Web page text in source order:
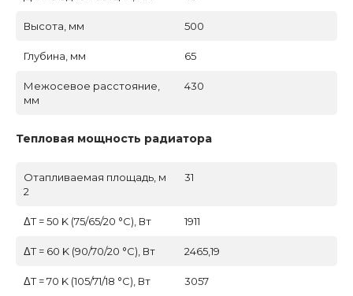
Высота, мм 500
Глубина, мм 65
Межосевое расстояние,
мм
430
Тепловая мощность радиатора
Отапливаемая площадь, м
2
31
ΔT = 50 K (75/65/20 °C), Вт 1911
ΔT = 60 K (90/70/20 °C), Вт 2465,19
ΔT = 70 K (105/71/18 °C), Вт 3057